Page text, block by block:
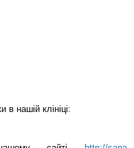
в нашій клініці: